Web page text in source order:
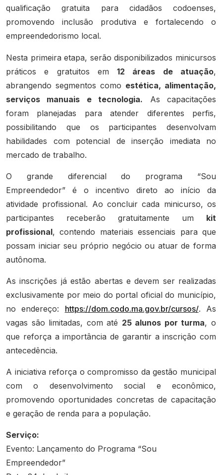
qualificação gratuita para cidadãos codoenses,
promovendo inclusão produtiva e fortalecendo o
empreendedorismo local.
Nesta primeira etapa, serão disponibilizados minicursos
práticos e gratuitos em12 áreas de atuação,
abrangendo segmentos como estética, alimentação,
serviços manuais e tecnologia. As capacitações
foram planejadas para atender diferentes perfis,
possibilitando que os participantes desenvolvam
habilidades com potencial de inserção imediata no
mercado de trabalho.
O grande diferencial do programa “Sou
Empreendedor” é o incentivo direto ao início da
atividade profissional. Ao concluir cada minicurso, os
participantes receberão gratuitamente um kit
profissional, contendo materiais essenciais para que
possam iniciar seu próprio negócio ou atuar de forma
autônoma.
As inscrições já estão abertas e devem ser realizadas
exclusivamente por meio do portal oficial do município,
no endereço: https://dom.codo.ma.gov.br/cursos/. As
vagas são limitadas, com até 25 alunos por turma, o
que reforça a importância de garantir a inscrição com
antecedência.
A iniciativa reforça o compromisso da gestão municipal
com o desenvolvimento social e econômico,
promovendo oportunidades concretas de capacitação
e geração de renda para a população.
Serviço:
Evento: Lançamento do Programa “Sou
Empreendedor”